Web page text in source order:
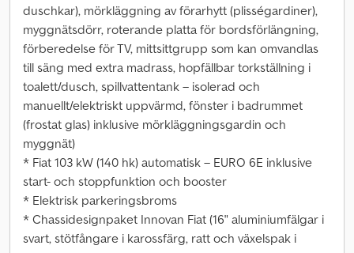
duschkar), mörkläggning av förarhytt (plisségardiner),
myggnätsdörr, roterande platta för bordsförlängning,
förberedelse för TV, mittsittgrupp som kan omvandlas
till säng med extra madrass, hopfällbar torkställning i
toalett/dusch, spillvattentank – isolerad och
manuellt/elektriskt uppvärmd, fönster i badrummet
(frostat glas) inklusive mörkläggningsgardin och
myggnät)
* Fiat 103 kW (140 hk) automatisk – EURO 6E inklusive
start- och stoppfunktion och booster
* Elektrisk parkeringsbroms
* Chassidesignpaket Innovan Fiat (16" aluminiumfälgar i
svart, stötfångare i karossfärg, ratt och växelspak i